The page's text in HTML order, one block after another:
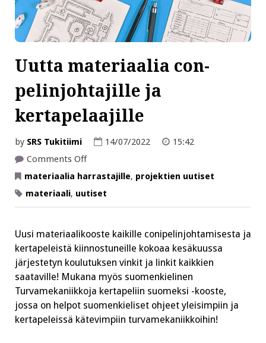
Uutta materiaalia con-
pelinjohtajille ja
kertapelaajille
by SRS Tukitiimi 14/07/2022
15:42
Comments Offon
materiaalia
pelinjohtajille
ja
materiaalia harrastajille, projektien uutiset
materiaali, uutiset
Uusi materiaalikooste kaikille conipelinjohtamisesta ja
kertapeleistä kiinnostuneille kokoaa kesäkuussa
järjestetyn koulutuksen vinkit ja linkit kaikkien
saataville! Mukana myös suomenkielinen
Turvamekaniikkoja kertapeliin suomeksi -kooste,
jossa on helpot suomenkieliset ohjeet yleisimpiin ja
kertapeleissä kätevimpiin turvamekaniikkoihin!